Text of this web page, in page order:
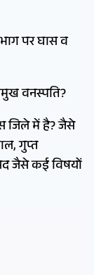
पर घास व
वनस्पति?
जिले में है? जैसे
गुप्त
जैसे कई विषयों